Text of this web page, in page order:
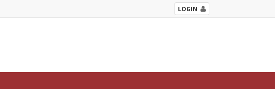
LOGIN